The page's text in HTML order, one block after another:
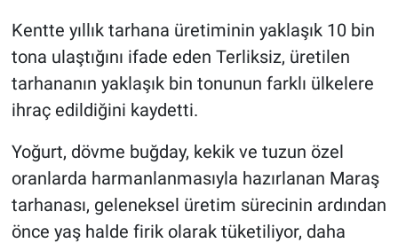
Kentte yıllık tarhana üretiminin yaklaşık 10 bin
tona ulaştığını ifade eden Terliksiz, üretilen
tarhananın yaklaşık bin tonunun farklı ülkelere
ihraç edildiğini kaydetti.
Yoğurt, dövme buğday, kekik ve tuzun özel
oranlarda harmanlanmasıyla hazırlanan Maraş
tarhanası, geleneksel üretim sürecinin ardından
önce yaş halde firik olarak tüketiliyor, daha